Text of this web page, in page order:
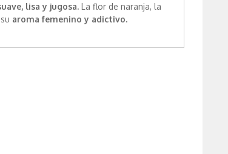
lisa y jugosa. La flor de naranja, la
aroma femenino y adictivo.